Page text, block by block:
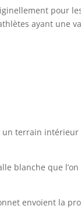
pour
ayant une
un terrain
blanche que
envoient la